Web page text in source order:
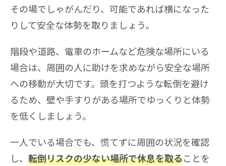
その場でしゃがんだり、可能であれば横になった
りして安全な体勢を取りましょう。
階段や道路、電車のホームなど危険な場所にいる
場合は、周囲の人に助けを求めながら安全な場所
への移動が大切です。頭を打つような転倒を避け
るため、壁や手すりがある場所でゆっくりと体勢
を低くしましょう。
一人でいる場合でも、慌てずに周囲の状況を確認
し、 転倒リスクの少ない場所で休息を取ることを